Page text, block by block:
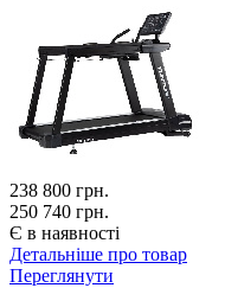
238 800 грн.
250 740 грн.
Є в наявності
Детальніше про товар
Переглянути